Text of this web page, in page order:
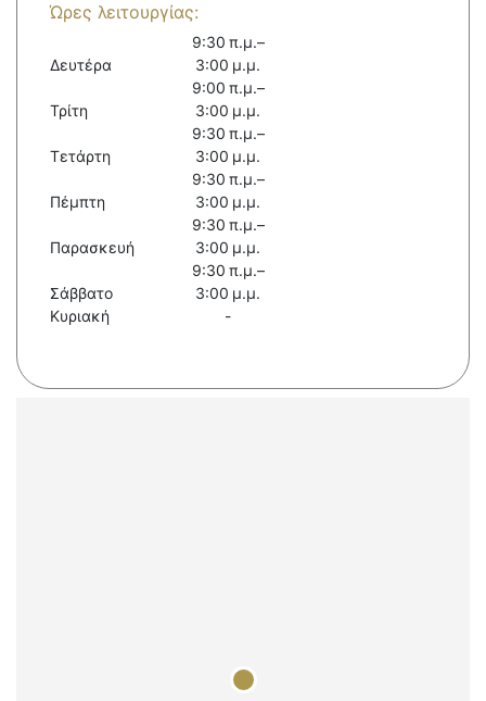
Ώρες λειτουργίας:
Δευτέρα
9:30 π.μ.–
3:00 μ.μ.
Τρίτη
9:00 π.μ.–
3:00 μ.μ.
Τετάρτη
9:30 π.μ.–
3:00 μ.μ.
Πέμπτη
9:30 π.μ.–
3:00 μ.μ.
Παρασκευή
9:30 π.μ.–
3:00 μ.μ.
Σάββατο
9:30 π.μ.–
3:00 μ.μ.
Κυριακή
-